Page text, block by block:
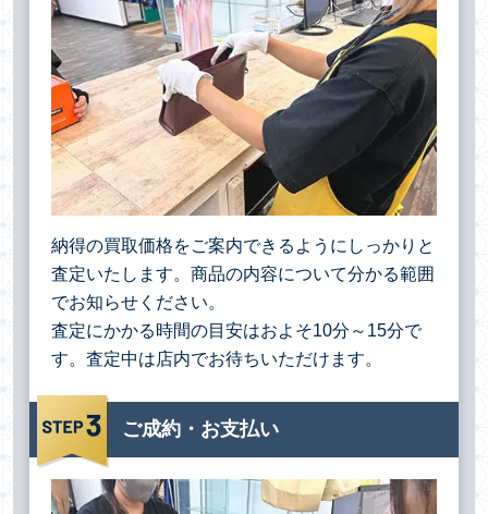
納得の買取価格をご案内できるようにしっかりと
査定いたします。商品の内容について分かる範囲
でお知らせください。
査定にかかる時間の目安はおよそ10分～15分で
す。査定中は店内でお待ちいただけます。
ご成約・お支払い